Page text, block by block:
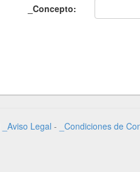
_Concepto:
_Aviso Legal - _Condiciones de